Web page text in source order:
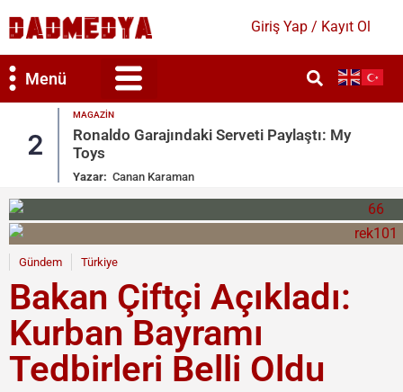
Giriş Yap / Kayıt Ol
Menü
2
MAGAZIN
Ronaldo Garajındaki Serveti Paylaştı: My
Toys
Yazar: Canan Karaman
Gündem Türkiye
Bakan Çiftçi Açıkladı:
Kurban Bayramı
Tedbirleri Belli Oldu